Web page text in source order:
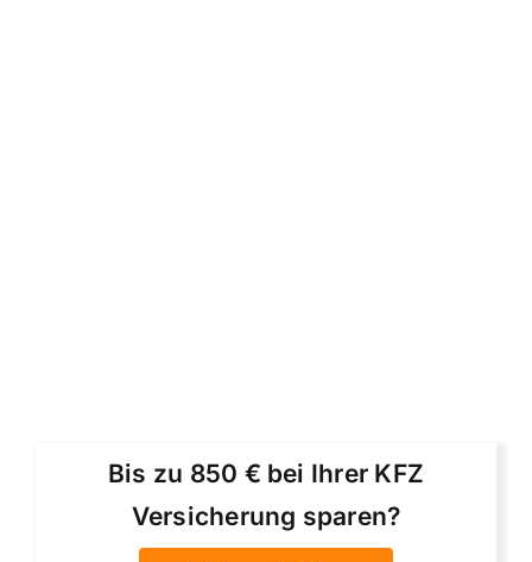
Bis zu 850 € bei Ihrer KFZ
Versicherung sparen?